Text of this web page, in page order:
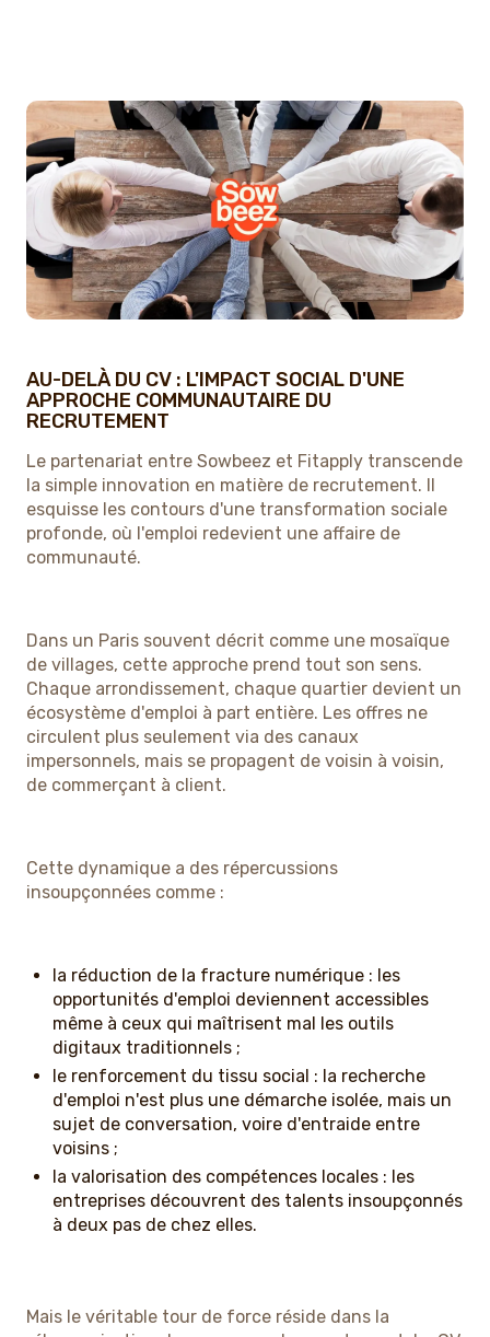
AU-DELÀ DU CV : L'IMPACT SOCIAL D'UNE
APPROCHE COMMUNAUTAIRE DU
RECRUTEMENT
Le partenariat entre Sowbeez et Fitapply transcende
la simple innovation en matière de recrutement. Il
esquisse les contours d'une transformation sociale
profonde, où l'emploi redevient une affaire de
communauté.
Dans un Paris souvent décrit comme une mosaïque
de villages, cette approche prend tout son sens.
Chaque arrondissement, chaque quartier devient un
écosystème d'emploi à part entière. Les offres ne
circulent plus seulement via des canaux
impersonnels, mais se propagent de voisin à voisin,
de commerçant à client.
Cette dynamique a des répercussions
insoupçonnées comme :
la réduction de la fracture numérique : les
opportunités d'emploi deviennent accessibles
même à ceux qui maîtrisent mal les outils
digitaux traditionnels ;
le renforcement du tissu social : la recherche
d'emploi n'est plus une démarche isolée, mais un
sujet de conversation, voire d'entraide entre
voisins ;
la valorisation des compétences locales : les
entreprises découvrent des talents insoupçonnés
à deux pas de chez elles.
Mais le véritable tour de force réside dans la